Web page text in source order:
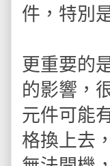
件，特別
更重要的
的影響，
元件可能
格換上去